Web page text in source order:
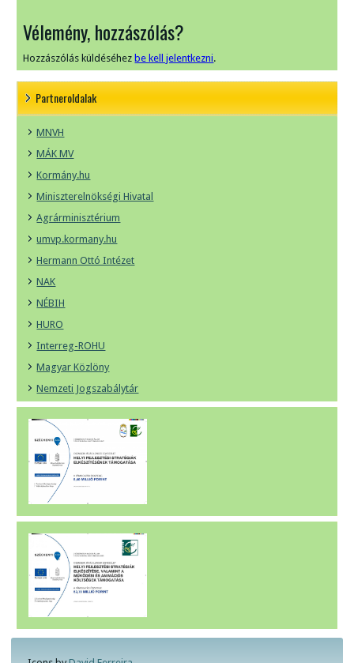
Vélemény, hozzászólás?
Hozzászólás küldéséhez be kell jelentkezni.
Partneroldalak
MNVH
MÁK MV
Kormány.hu
Miniszterelnökségi Hivatal
Agrárminisztérium
umvp.kormany.hu
Hermann Ottó Intézet
NAK
NÉBIH
HURO
Interreg-ROHU
Magyar Közlöny
Nemzeti Jogszabálytár